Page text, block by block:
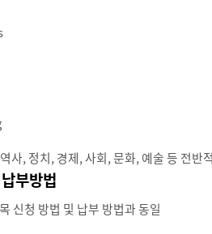
사, 정치, 경제, 사회, 문화, 예술 등 전
부방법
신청 방법 및 납부 방법과 동일